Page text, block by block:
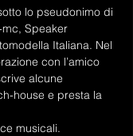
lo pseudonimo di
Speaker
Italiana. Nel
con l’amico
alcune
house e presta la
musicali.